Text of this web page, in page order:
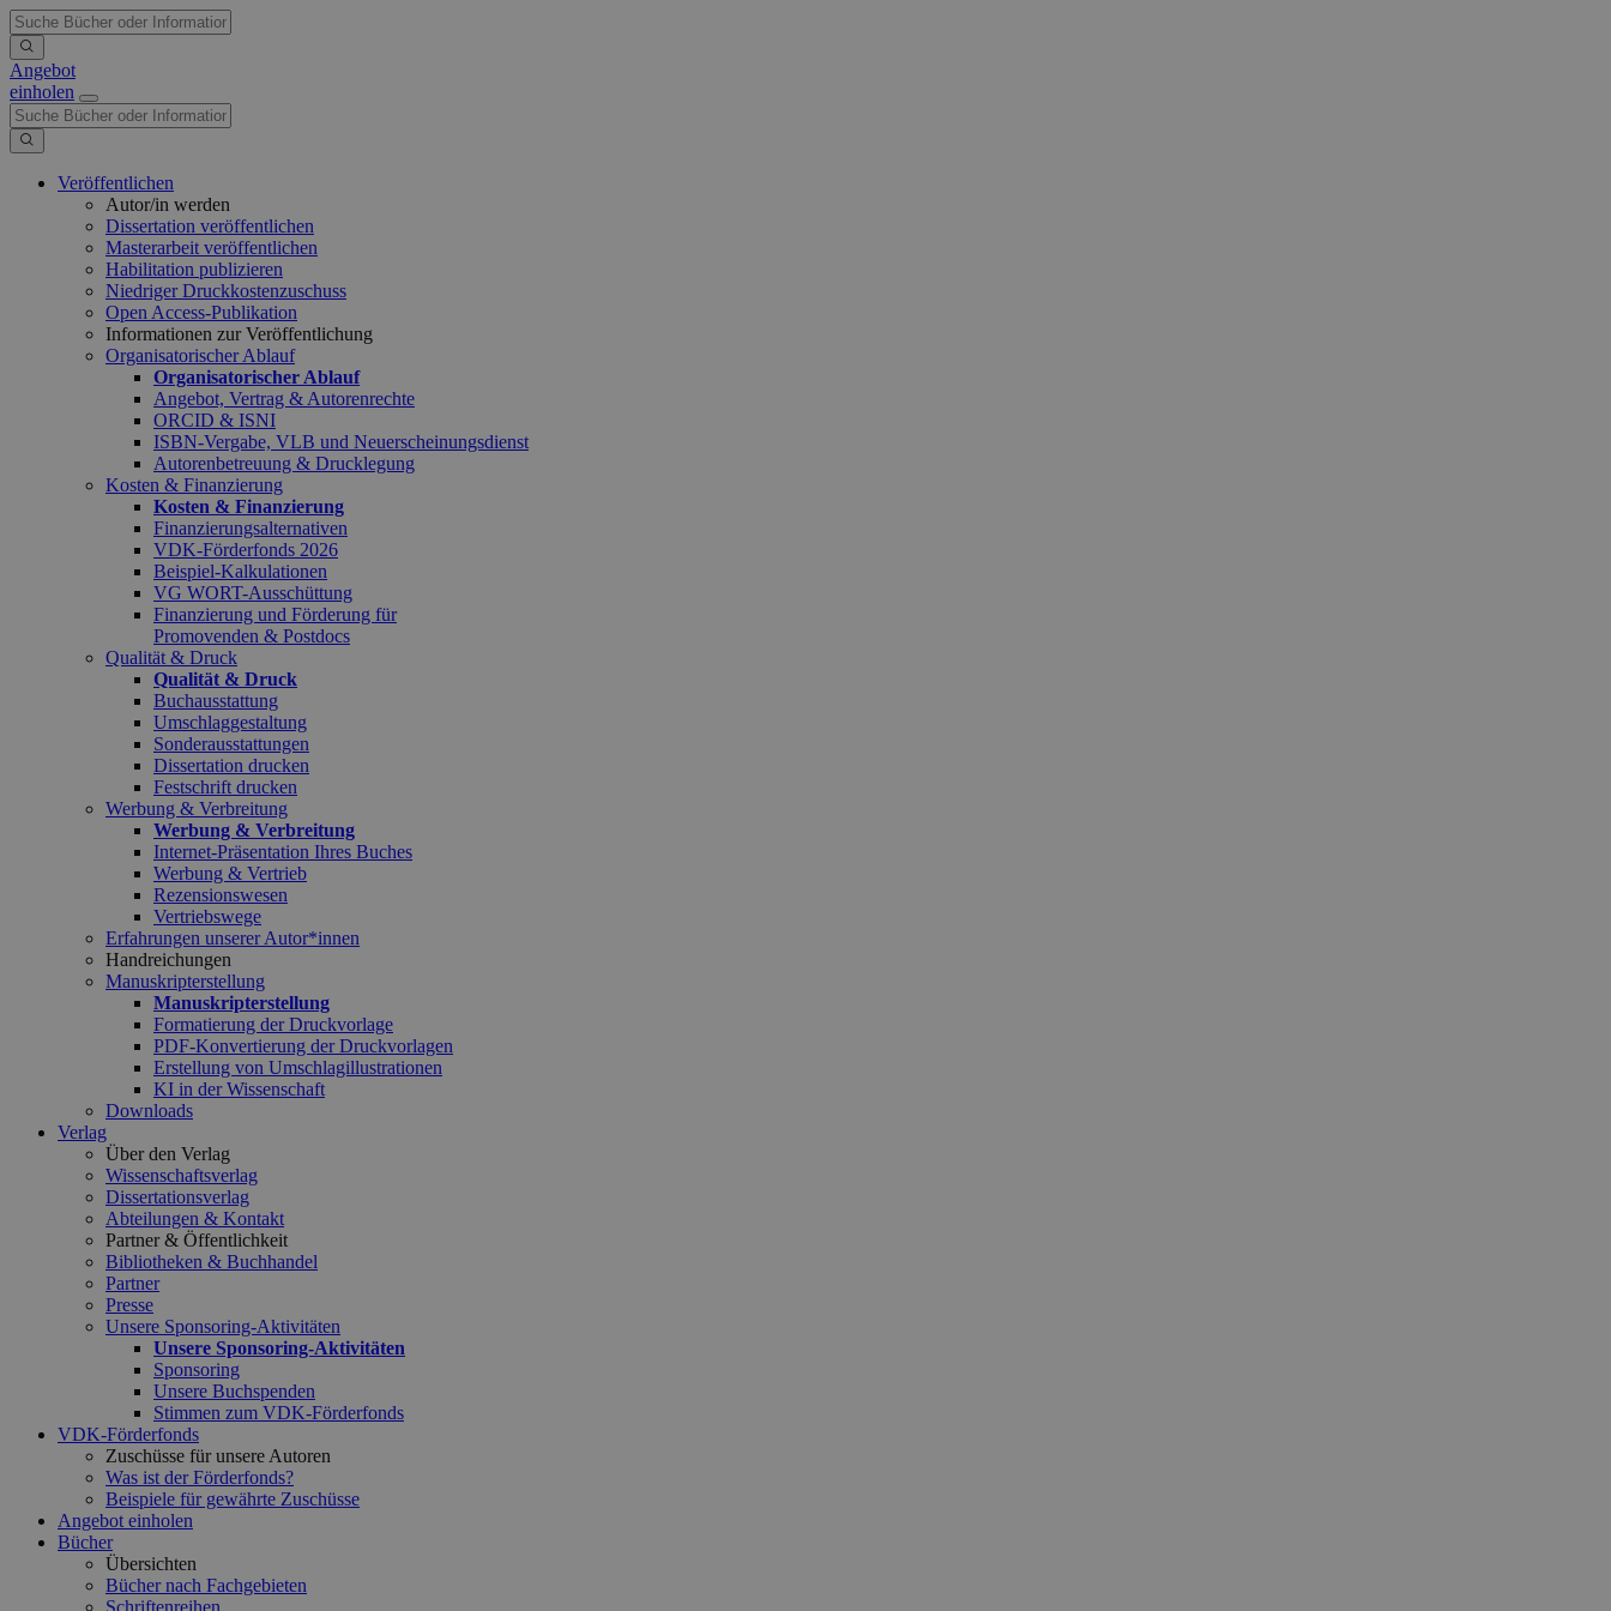
Angebot
einholen
Veröffentlichen
Autor/in werden
Dissertation veröffentlichen
Masterarbeit veröffentlichen
Habilitation publizieren
Niedriger Druckkostenzuschuss
Open Access-Publikation
Informationen zur Veröffentlichung
Organisatorischer Ablauf
Organisatorischer Ablauf
Angebot, Vertrag & Autorenrechte
ORCID & ISNI
ISBN-Vergabe, VLB und Neuerscheinungsdienst
Autorenbetreuung & Drucklegung
Kosten & Finanzierung
Kosten & Finanzierung
Finanzierungsalternativen
VDK-Förderfonds 2026
Beispiel-Kalkulationen
VG WORT-Ausschüttung
Finanzierung und Förderung für
Promovenden & Postdocs
Qualität & Druck
Qualität & Druck
Buchausstattung
Umschlaggestaltung
Sonderausstattungen
Dissertation drucken
Festschrift drucken
Werbung & Verbreitung
Werbung & Verbreitung
Internet-Präsentation Ihres Buches
Werbung & Vertrieb
Rezensionswesen
Vertriebswege
Erfahrungen unserer Autor*innen
Handreichungen
Manuskripterstellung
Manuskripterstellung
Formatierung der Druckvorlage
PDF-Konvertierung der Druckvorlagen
Erstellung von Umschlagillustrationen
KI in der Wissenschaft
Downloads
Verlag
Über den Verlag
Wissenschaftsverlag
Dissertationsverlag
Abteilungen & Kontakt
Partner & Öffentlichkeit
Bibliotheken & Buchhandel
Partner
Presse
Unsere Sponsoring-Aktivitäten
Unsere Sponsoring-Aktivitäten
Sponsoring
Unsere Buchspenden
Stimmen zum VDK-Förderfonds
VDK-Förderfonds
Zuschüsse für unsere Autoren
Was ist der Förderfonds?
Beispiele für gewährte Zuschüsse
Angebot einholen
Bücher
Übersichten
Bücher nach Fachgebieten
Schriftenreihen